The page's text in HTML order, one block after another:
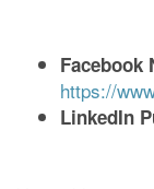
Facebook
https://
LinkedIn